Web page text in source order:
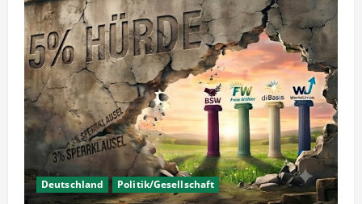
Deutschland Politik/Gesellschaft